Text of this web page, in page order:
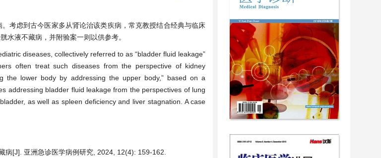
考虑到古今医家多从肾论治该类疾病，常克教授结合经典与临床
水液不藏病，并附验案一则以供参考。
diseases, collectively referred to as “bladder fluid leakage”
often treat such diseases from the perspective of kidney
the lower body by addressing the upper body,” based on a
addressing bladder fluid leakage from the perspectives of lung
as well as spleen deficiency and liver stagnation. A case
病[J]. 亚洲急诊医学病例研究, 2024, 12(4): 159-162.